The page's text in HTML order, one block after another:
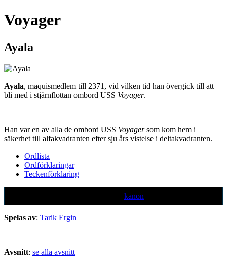
Voyager
Ayala
Ayala, maquismedlem till 2371, vid vilken tid han övergick till att
bli med i stjärnflottan ombord USS Voyager.
Han var en av alla de ombord USS Voyagersom kom hem i
säkerhet till alfakvadranten efter sju års vistelse i deltakvadranten.
Ordlista
Ordförklaringar
Teckenförklaring
kanon
Spelas av: Tarik Ergin
Avsnitt: se alla avsnitt